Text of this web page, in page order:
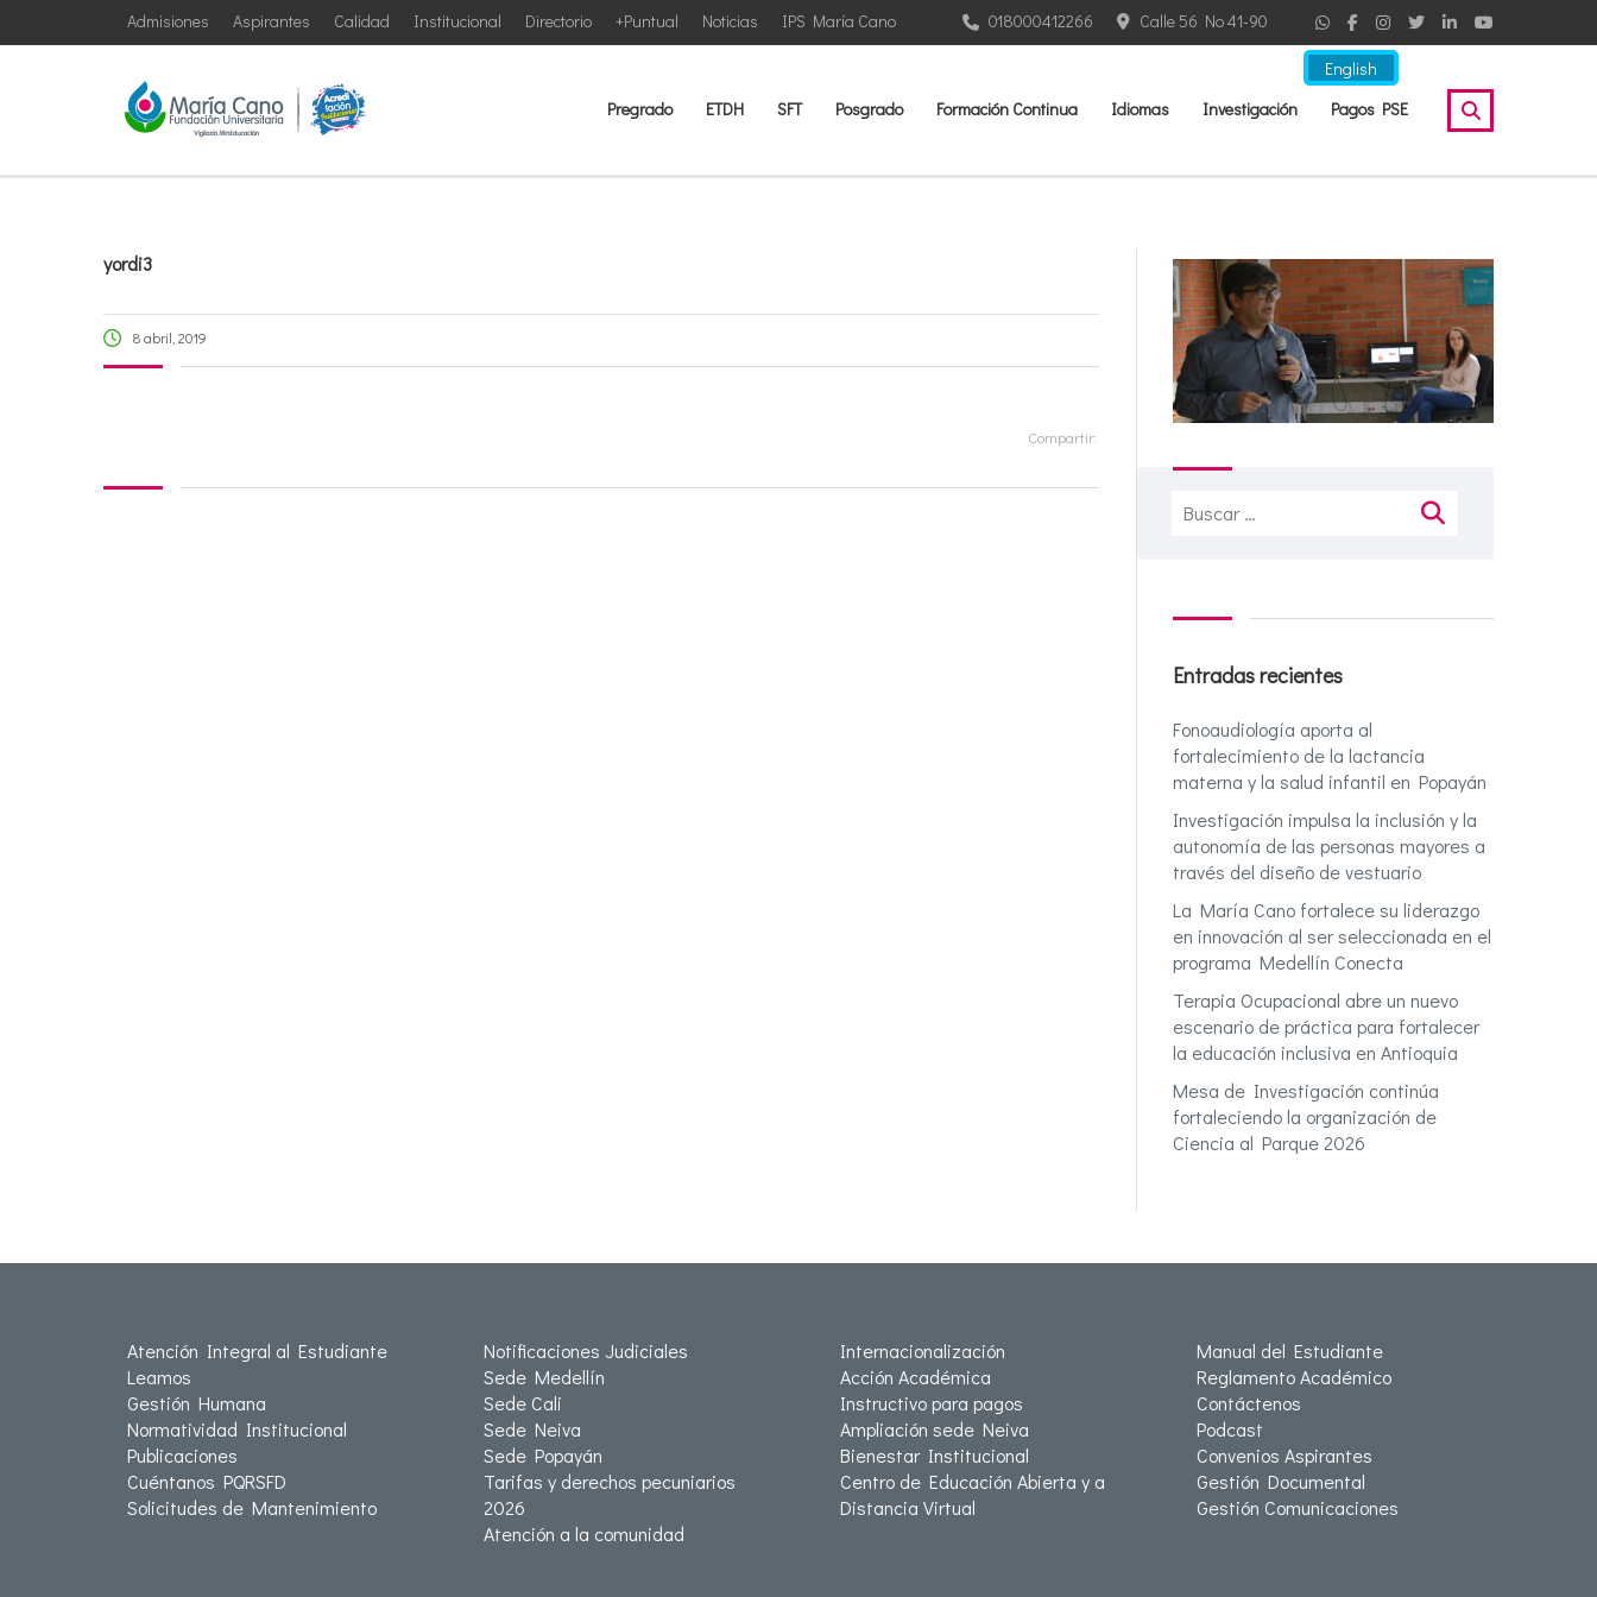
English
IPS María Cano
Noticias
+Puntual
Directorio
Institucional
Calidad
Aspirantes
Admisiones Calle 56 No 41-90
018000412266
Pregrado ETDH SFT Posgrado Formación Continua Idiomas Investigación Pagos PSE
yordi3
8 abril, 2019
Compartir:
Buscar:
Entradas recientes
Fonoaudiología aporta al
fortalecimiento de la lactancia
materna y la salud infantil en Popayán
Investigación impulsa la inclusión y la
autonomía de las personas mayores a
través del diseño de vestuario
La María Cano fortalece su liderazgo
en innovación al ser seleccionada en el
programa Medellín Conecta
Terapia Ocupacional abre un nuevo
escenario de práctica para fortalecer
la educación inclusiva en Antioquia
Mesa de Investigación continúa
fortaleciendo la organización de
Ciencia al Parque 2026
Atención Integral al Estudiante
Leamos
Gestión Humana
Normatividad Institucional
Publicaciones
Cuéntanos PQRSFD
Solicitudes de Mantenimiento
Notificaciones Judiciales
Sede Medellín
Sede Cali
Sede Neiva
Sede Popayán
Tarifas y derechos pecuniarios
2026
Atención a la comunidad
Internacionalización
Acción Académica
Instructivo para pagos
Ampliación sede Neiva
Bienestar Institucional
Centro de Educación Abierta y a
Distancia Virtual
Manual del Estudiante
Reglamento Académico
Contáctenos
Podcast
Convenios Aspirantes
Gestión Documental
Gestión Comunicaciones